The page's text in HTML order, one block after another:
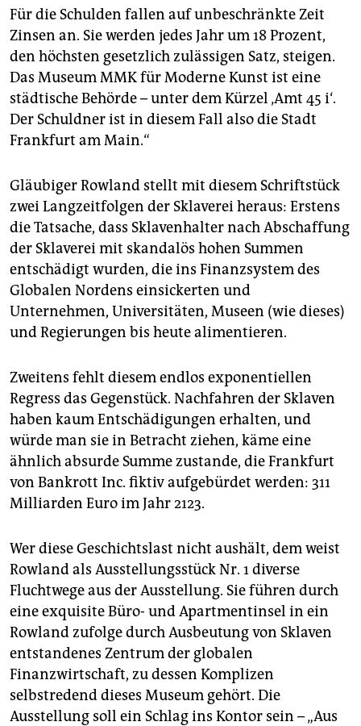
Für die Schulden fallen auf unbeschränkte Zeit
Zinsen an. Sie werden jedes Jahr um 18 Prozent,
den höchsten gesetzlich zulässigen Satz, steigen.
Das Museum MMK für Moderne Kunst ist eine
städtische Behörde – unter dem Kürzel ‚Amt 45 i‘.
Der Schuldner ist in diesem Fall also die Stadt
Frankfurt am Main.“
Gläubiger Rowland stellt mit diesem Schriftstück
zwei Langzeitfolgen der Sklaverei heraus: Erstens
die Tatsache, dass Sklavenhalter nach Abschaffung
der Sklaverei mit skandalös hohen Summen
entschädigt wurden, die ins Finanzsystem des
Globalen Nordens einsickerten und
Unternehmen, Universitäten, Museen (wie dieses)
und Regierungen bis heute alimentieren.
Zweitens fehlt diesem endlos exponentiellen
Regress das Gegenstück. Nachfahren der Sklaven
haben kaum Entschädigungen erhalten, und
würde man sie in Betracht ziehen, käme eine
ähnlich absurde Summe zustande, die Frankfurt
von Bankrott Inc. fiktiv aufgebürdet werden: 311
Milliarden Euro im Jahr 2123.
Wer diese Geschichtslast nicht aushält, dem weist
Rowland als Ausstellungsstück Nr. 1 diverse
Fluchtwege aus der Ausstellung. Sie führen durch
eine exquisite Büro- und Apart­ment­insel in ein
Rowland zufolge durch Ausbeutung von Sklaven
entstandenes Zentrum der globalen
Finanzwirtschaft, zu dessen Komplizen
selbstredend dieses Museum gehört. Die
Ausstellung soll ein Schlag ins Kontor sein – „Aus